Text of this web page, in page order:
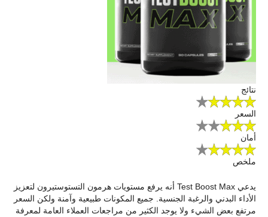
نتائج
السعر
أمان
ملخص
يدعي Test Boost Max أنه يرفع مستويات هرمون التستوستيرون لتعزيز
الأداء البدني والرغبة الجنسية. جميع المكونات طبيعية وآمنة ولكن السعر
مرتفع بعض الشيء ولا يوجد الكثير من مراجعات العملاء العامة لمعرفة